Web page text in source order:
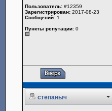
Пользователь: #12359
Зарегистрирован: 2017-08-23
Сообщений: 1
Пункты репутации: 0
степаныч